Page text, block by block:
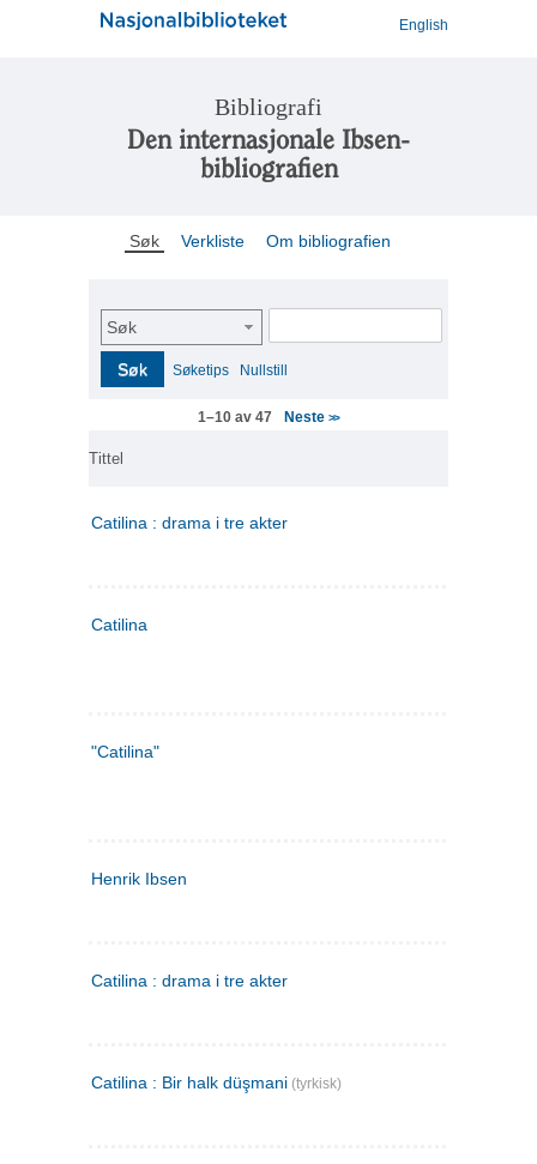
English
Bibliografi
Den internasjonale Ibsen-
bibliografien
Søk Verkliste Om bibliografien
Søk
Søk Søketips Nullstill
1–10 av 47 Neste>>
Tittel
Catilina : drama i tre akter
Catilina
"Catilina"
Henrik Ibsen
Catilina : drama i tre akter
Catilina : Bir halk düşmani (tyrkisk)